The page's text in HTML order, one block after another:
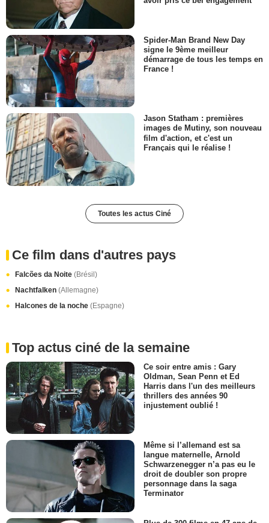
Spider-Man Brand New Day
signe le 9ème meilleur
démarrage de tous les temps en
France !
Jason Statham : premières
images de Mutiny, son nouveau
film d'action, et c'est un
Français qui le réalise !
Toutes les actus Ciné
Ce film dans d'autres pays
Falcões da Noite (Brésil)
Nachtfalken (Allemagne)
Halcones de la noche (Espagne)
Top actus ciné de la semaine
Ce soir entre amis : Gary
Oldman, Sean Penn et Ed
Harris dans l'un des meilleurs
thrillers des années 90
injustement oublié !
Même si l’allemand est sa
langue maternelle, Arnold
Schwarzenegger n’a pas eu le
droit de doubler son propre
personnage dans la saga
Terminator